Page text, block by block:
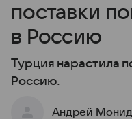
поставки
в Россию
Турция нарастила
Россию.
Андрей Монид